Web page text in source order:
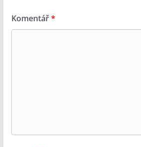
Komentář*